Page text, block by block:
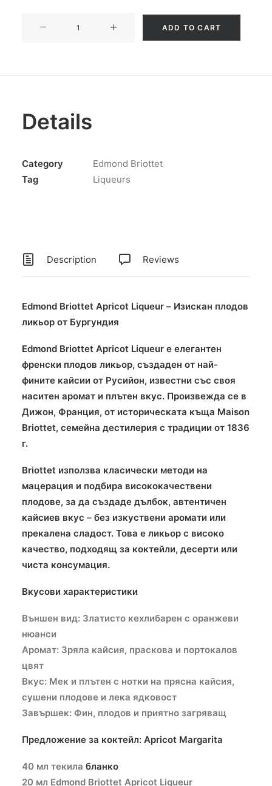
ADD TO CART
Details
Category
Edmond Briottet
Tag
Liqueurs
Description Reviews
Edmond Briottet Apricot Liqueur – Изискан плодов
ликьор от Бургундия
Edmond Briottet Apricot Liqueur е елегантен
френски плодов ликьор, създаден от най-
фините кайсии от Русийон, известни със своя
наситен аромат и плътен вкус. Произвежда се в
Дижон, Франция, от историческата къща Maison
Briottet, семейна дестилерия с традиции от 1836
г.
Briottet използва класически методи на
мацерация и подбира висококачествени
плодове, за да създаде дълбок, автентичен
кайсиев вкус – без изкуствени аромати или
прекалена сладост. Това е ликьор с високо
качество, подходящ за коктейли, десерти или
чиста консумация.
Вкусови характеристики
Външен вид: Златисто кехлибарен с оранжеви
нюанси
Аромат: Зряла кайсия, праскова и портокалов
цвят
Вкус: Мек и плътен с нотки на прясна кайсия,
сушени плодове и лека ядковост
Завършек: Фин, плодов и приятно загряващ
Предложение за коктейл: Apricot Margarita
40 мл текила бланко
20 мл Edmond Briottet Apricot Liqueur